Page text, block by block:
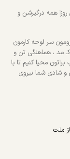
همه درگیرشن و
سر لوحه کارمون
مد ، هماهنگی تن و
محیا کنیم تا با
و شادی شما نیروی
ملت